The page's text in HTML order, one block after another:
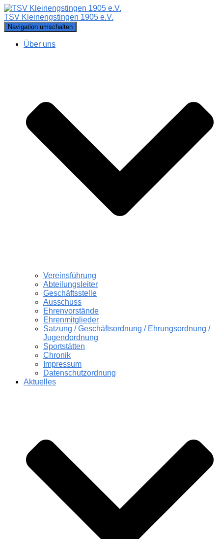
TSV Kleinengstingen 1905 e.V.
Navigation umschalten
Über uns
Vereinsführung
Abteilungsleiter
Geschäftsstelle
Ausschuss
Ehrenvorstände
Ehrenmitglieder
Satzung / Geschäftsordnung / Ehrungsordnung /
Jugendordnung
Sportstätten
Chronik
Impressum
Datenschutzordnung
Aktuelles